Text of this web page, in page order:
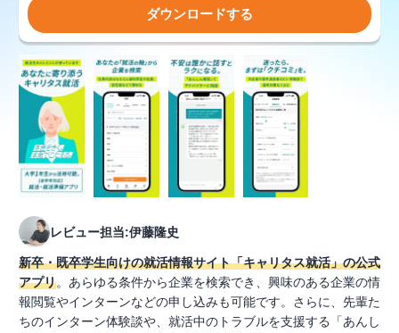
ダウンロードする
レビュー担当:伊藤隆史
新卒・既卒学生向けの就活情報サイト「キャリタス就活」の公式
アプリ。あらゆる条件から企業を検索でき、興味のある企業の情
報閲覧やインターンなどの申し込みも可能です。さらに、先輩た
ちのインターン体験談や、就活中のトラブルを支援する「あんし